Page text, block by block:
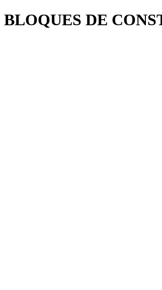
BLOQUES DE